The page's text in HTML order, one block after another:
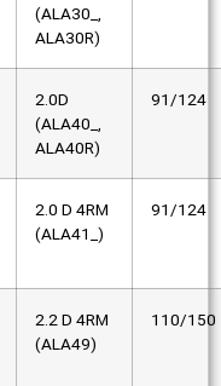
(ALA30_,
ALA30R)
2.0D
(ALA40_,
ALA40R)
91/124
2.0 D 4RM
(ALA41_)
91/124
2.2 D 4RM
(ALA49)
110/150